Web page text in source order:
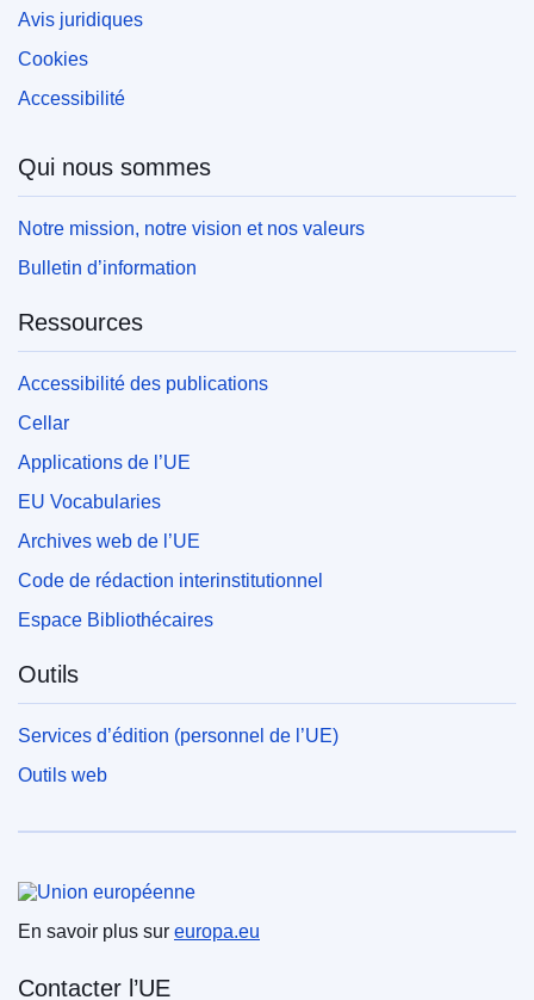
Avis juridiques
Cookies
Accessibilité
Qui nous sommes
Notre mission, notre vision et nos valeurs
Bulletin d’information
Ressources
Accessibilité des publications
Cellar
Applications de l’UE
EU Vocabularies
Archives web de l’UE
Code de rédaction interinstitutionnel
Espace Bibliothécaires
Outils
Services d’édition (personnel de l’UE)
Outils web
En savoir plus sur europa.eu
Contacter l’UE